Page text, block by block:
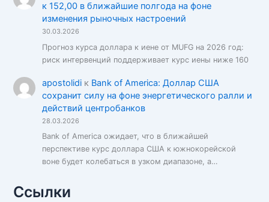
к 152,00 в ближайшие полгода на фоне
изменения рыночных настроений
30.03.2026
Прогноз курса доллара к иене от MUFG на 2026 год:
риск интервенций поддерживает курс иены ниже 160
apostolidiк Bank of America: Доллар США
сохранит силу на фоне энергетического ралли и
действий центробанков
28.03.2026
Bank of America ожидает, что в ближайшей
перспективе курс доллара США к южнокорейской
воне будет колебаться в узком диапазоне, а…
Ссылки